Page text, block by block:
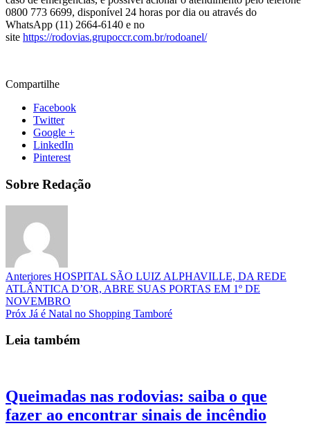
0800 773 6699, disponível 24 horas por dia ou através do
WhatsApp (11) 2664-6140 e no
site https://rodovias.grupoccr.com.br/rodoanel/
Compartilhe
Facebook
Twitter
Google +
LinkedIn
Pinterest
Sobre Redação
Anteriores HOSPITAL SÃO LUIZ ALPHAVILLE, DA REDE
ATLÂNTICA D’OR, ABRE SUAS PORTAS EM 1º DE
NOVEMBRO
Próx Já é Natal no Shopping Tamboré
Leia também
Queimadas nas rodovias: saiba o que
fazer ao encontrar sinais de incêndio